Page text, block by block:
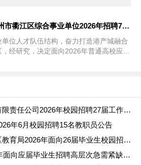
浙江省衢州市衢江区综合事业单位2026年招聘7名优秀应届毕业生公告（二）
单位人才队伍结构，奋力打造港产城融合
经研究，决定面向2026年普通高校应届
沈阳兴华航空电器有限责任公司2026年校园招聘27届工作人员信息
年6月校园招聘15名教职员公告
辽宁省鞍山市立山区教育局2026年面向26届毕业生校园招聘教师公告（第二批）
辽宁省海城市2026年面向应届毕业生招聘高层次急需紧缺人才公告